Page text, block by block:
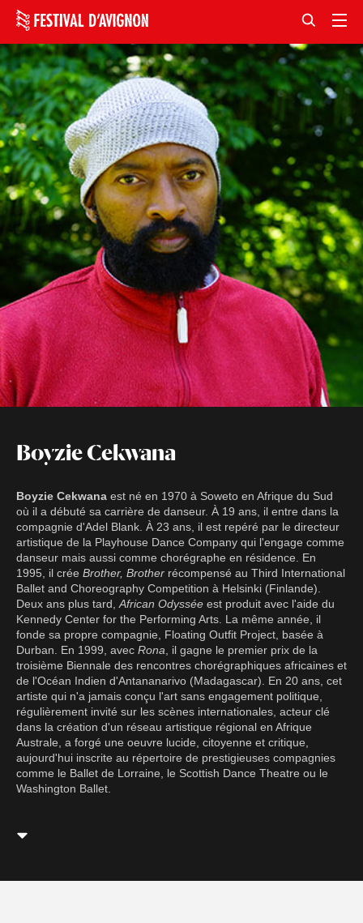
Boyzie Cekwana
Boyzie Cekwana est né en 1970 à Soweto en Afrique du Sud
où il a débuté sa carrière de danseur. À 19 ans, il entre dans la
compagnie d'Adel Blank. À 23 ans, il est repéré par le directeur
artistique de la Playhouse Dance Company qui l'engage comme
danseur mais aussi comme chorégraphe en résidence. En
1995, il crée Brother, Brother récompensé au Third International
Ballet and Choreography Competition à Helsinki (Finlande).
Deux ans plus tard, African Odyssée est produit avec l'aide du
Kennedy Center for the Performing Arts. La même année, il
fonde sa propre compagnie, Floating Outfit Project, basée à
Durban. En 1999, avec Rona , il gagne le premier prix de la
troisième Biennale des rencontres chorégraphiques africaines et
de l'Océan Indien d'Antananarivo (Madagascar). En 20 ans, cet
artiste qui n'a jamais conçu l'art sans engagement politique,
régulièrement invité sur les scènes internationales, acteur clé
dans la création d'un réseau artistique régional en Afrique
Australe, a forgé une oeuvre lucide, citoyenne et critique,
aujourd'hui inscrite au répertoire de prestigieuses compagnies
comme le Ballet de Lorraine, le Scottish Dance Theatre ou le
Washington Ballet.